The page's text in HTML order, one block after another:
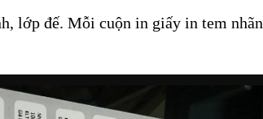
lớp đế. Mỗi cuộn in giấy in tem